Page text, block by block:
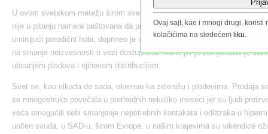
U ovom svetskom metežu širom sveta je uočeno povećano
nije u pitanju namera baštovana da proizvode neke enormne količine
umirujući porodični hobi, doprineo je ublažavanju zabrinutosti zbog
na smanje neizvesnosti u vezi dostupnosti hrane jer je zaključavanje
ubiranjem plodova i njihovom distribucijom.
Svet se, kao nikada do sada, okrenuo ka zelenišu i plodovima. Prodaja
se mnogostruko povećala u prethodnih nekoliko meseci jer su ljudi
voća omogućili sebi smanjenje nepotrebnih kontakata i odlazaka u
uočen svuda, u SAD-u, širom Evrope, u našim krajevima su vikendice
Ovaj sajt, kao i mnogi drugi,
kolačićima na sledećem liku.